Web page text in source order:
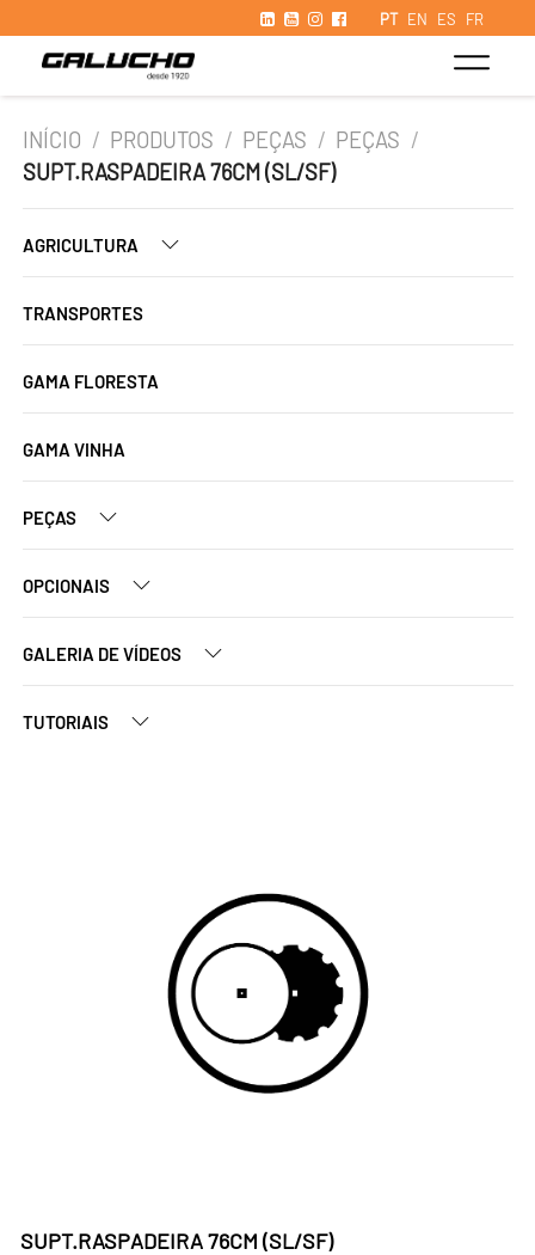
PT EN ES FR
INÍCIO / PRODUTOS / PEÇAS / PEÇAS /
SUPT.RASPADEIRA 76CM (SL/SF)
AGRICULTURA
TRANSPORTES
GAMA FLORESTA
GAMA VINHA
PEÇAS
OPCIONAIS
GALERIA DE VÍDEOS
TUTORIAIS
SUPT.RASPADEIRA 76CM (SL/SF)